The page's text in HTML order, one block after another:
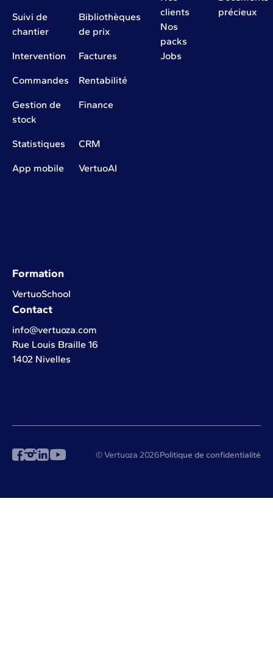
Suivi de
chantier
Bibliothèques
de prix
Intervention Factures
Commandes Rentabilité
Gestion de
stock
Finance
Statistiques CRM
App mobile VertuoAI
clients
Nos
packs
Jobs
précieux
Formation
VertuoSchool
Contact
info@vertuoza.com
Rue Louis Braille 16
1402 Nivelles
© Vertuoza 2026Politique de confidentialité